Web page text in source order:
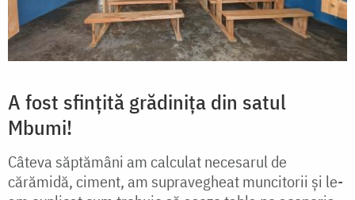
A fost sfințită grădinița din satul
Mbumi!
Câteva săptămâni am calculat necesarul de
cărămidă, ciment, am supravegheat muncitorii şi le-